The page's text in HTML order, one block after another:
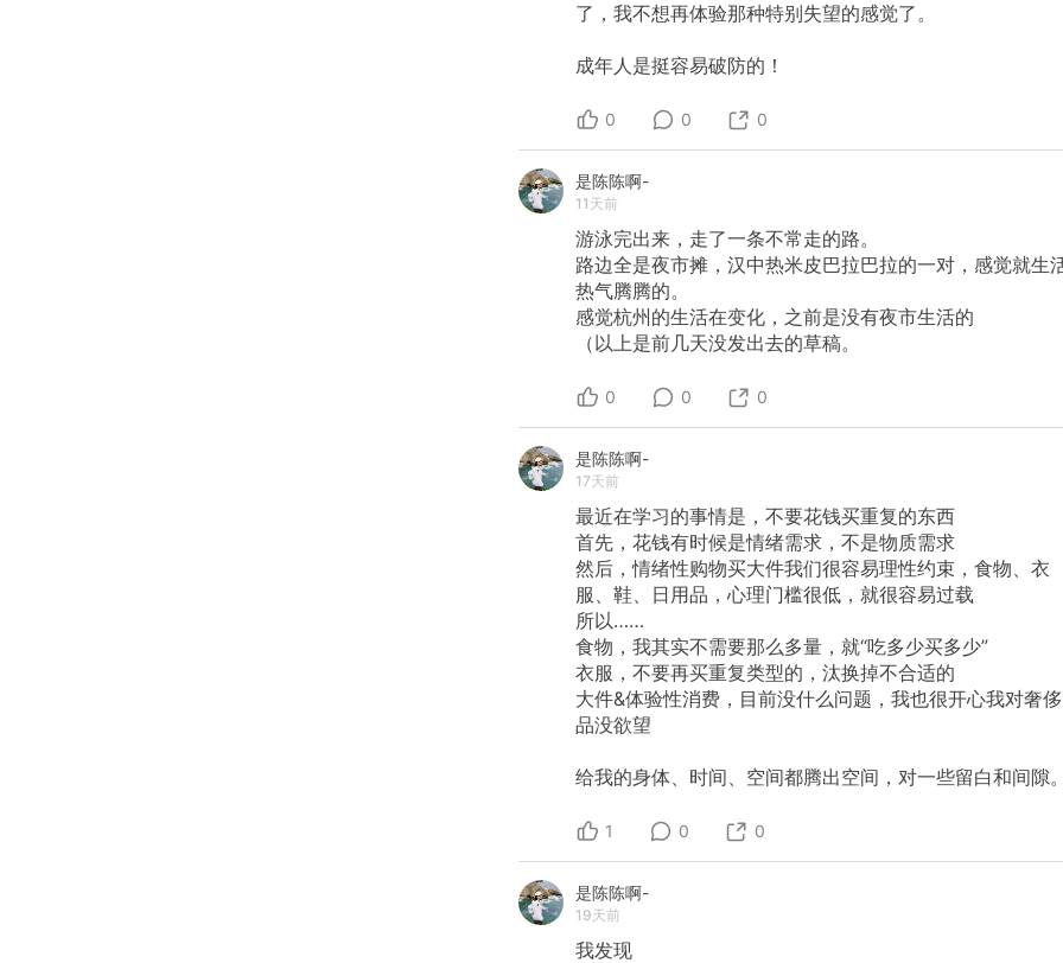
了，我不想再体验那种特别失望的感觉了。
成年人是挺容易破防的！
0 0 0
是陈陈啊-
11天前
游泳完出来，走了一条不常走的路。
路边全是夜市摊，汉中热米皮巴拉巴拉的一对，感觉就生
热气腾腾的。
感觉杭州的生活在变化，之前是没有夜市生活的
（以上是前几天没发出去的草稿。
0 0 0
是陈陈啊-
17天前
最近在学习的事情是，不要花钱买重复的东西
首先，花钱有时候是情绪需求，不是物质需求
然后，情绪性购物买大件我们很容易理性约束，食物、衣
服、鞋、日用品，心理门槛很低，就很容易过载
所以……
食物，我其实不需要那么多量，就“吃多少买多少”
衣服，不要再买重复类型的，汰换掉不合适的
大件&体验性消费，目前没什么问题，我也很开心我对奢侈
品没欲望
给我的身体、时间、空间都腾出空间，对一些留白和间隙
1 0 0
是陈陈啊-
19天前
我发现